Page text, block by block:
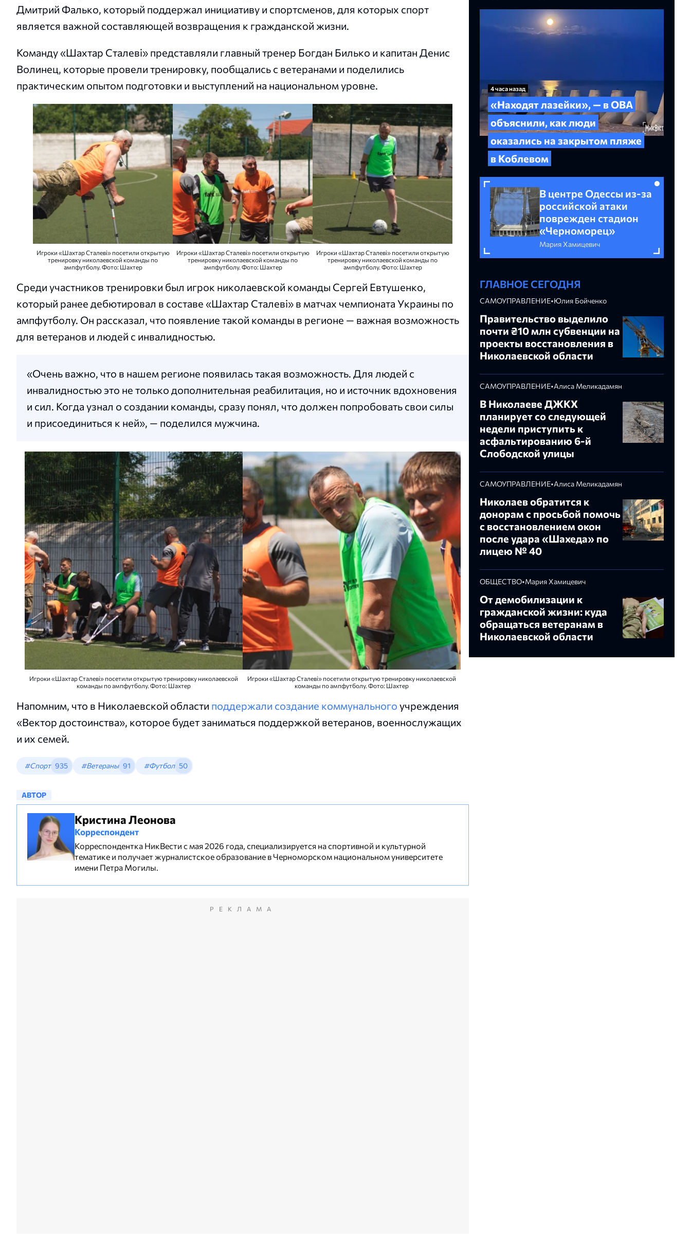
Дмитрий Фалько, который поддержал инициативу и спортсменов, для которых спорт
является важной составляющей возвращения к гражданской жизни.
Команду «Шахтар Сталеві» представляли главный тренер Богдан Билько и капитан Денис
Волинец, которые провели тренировку, пообщались с ветеранами и поделились
практическим опытом подготовки и выступлений на национальном уровне.
Игроки «Шахтар Сталеві» посетили открытую
тренировку николаевской команды по
ампфутболу. Фото: Шахтер
Игроки «Шахтар Сталеві» посетили открытую
тренировку николаевской команды по
ампфутболу. Фото: Шахтер
Игроки «Шахтар Сталеві» посетили открытую
тренировку николаевской команды по
ампфутболу. Фото: Шахтер
Среди участников тренировки был игрок николаевской команды Сергей Евтушенко,
который ранее дебютировал в составе «Шахтар Сталеві» в матчах чемпионата Украины по
ампфутболу. Он рассказал, что появление такой команды в регионе — важная возможность
для ветеранов и людей с инвалидностью.
«Очень важно, что в нашем регионе появилась такая возможность. Для людей с
инвалидностью это не только дополнительная реабилитация, но и источник вдохновения
и сил. Когда узнал о создании команды, сразу понял, что должен попробовать свои силы
и присоединиться к ней», — поделился мужчина.
Игроки «Шахтар Сталеві» посетили открытую тренировку николаевской
команды по ампфутболу. Фото: Шахтер
Игроки «Шахтар Сталеві» посетили открытую тренировку николаевской
команды по ампфутболу. Фото: Шахтер
Напомним, что в Николаевской области поддержали создание коммунального учреждения
«Вектор достоинства», которое будет заниматься поддержкой ветеранов, военнослужащих
и их семей.
#Спорт 935 #Ветераны 91 #Футбол 50
АВТОР
Кристина Леонова
Корреспондент
Корреспондентка НикВести с мая 2026 года, специализируется на спортивной и культурной
тематике и получает журналистское образование в Черноморском национальном университете
имени Петра Могилы.
РЕКЛАМА
4 часа назад
«Находят лазейки», — в ОВА
объяснили, как люди
оказались на закрытом пляже
в Коблевом
В центре Одессы из-за
российской атаки
поврежден стадион
«Черноморец»
Мария Хамицевич
ГЛАВНОЕ СЕГОДНЯ
САМОУПРАВЛЕНИЕ•Юлия Бойченко
Правительство выделило
почти ₴10 млн субвенции на
проекты восстановления в
Николаевской области
САМОУПРАВЛЕНИЕ•Алиса Меликадамян
В Николаеве ДЖКХ
планирует со следующей
недели приступить к
асфальтированию 6-й
Слободской улицы
САМОУПРАВЛЕНИЕ•Алиса Меликадамян
Николаев обратится к
донорам с просьбой помочь
с восстановлением окон
после удара «Шахеда» по
лицею № 40
ОБЩЕСТВО•Мария Хамицевич
От демобилизации к
гражданской жизни: куда
обращаться ветеранам в
Николаевской области